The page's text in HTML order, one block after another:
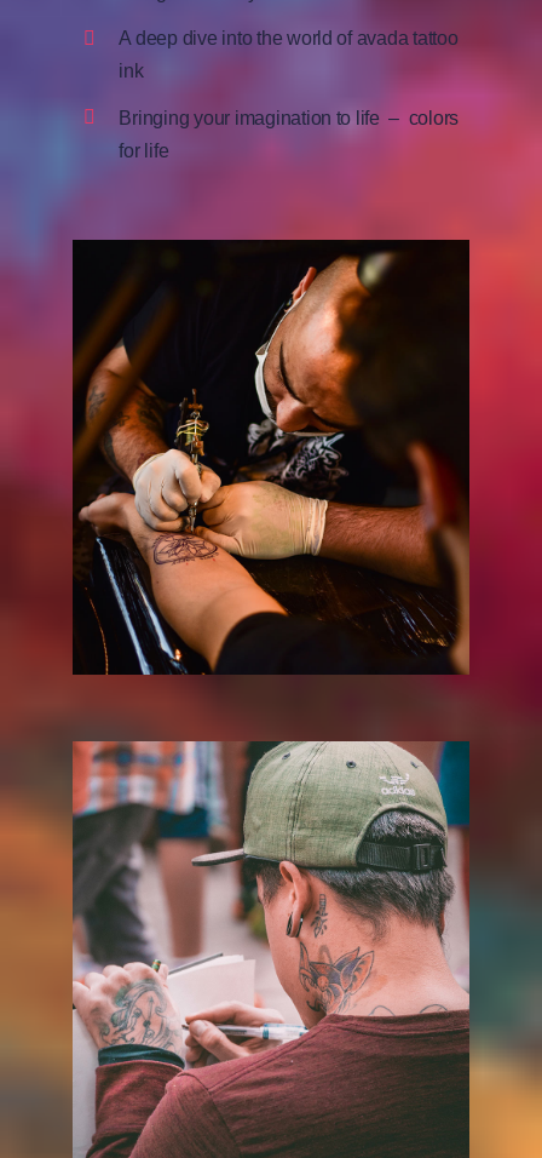
A deep dive into the world of avada tattoo
ink
Bringing your imagination to life – colors
for life